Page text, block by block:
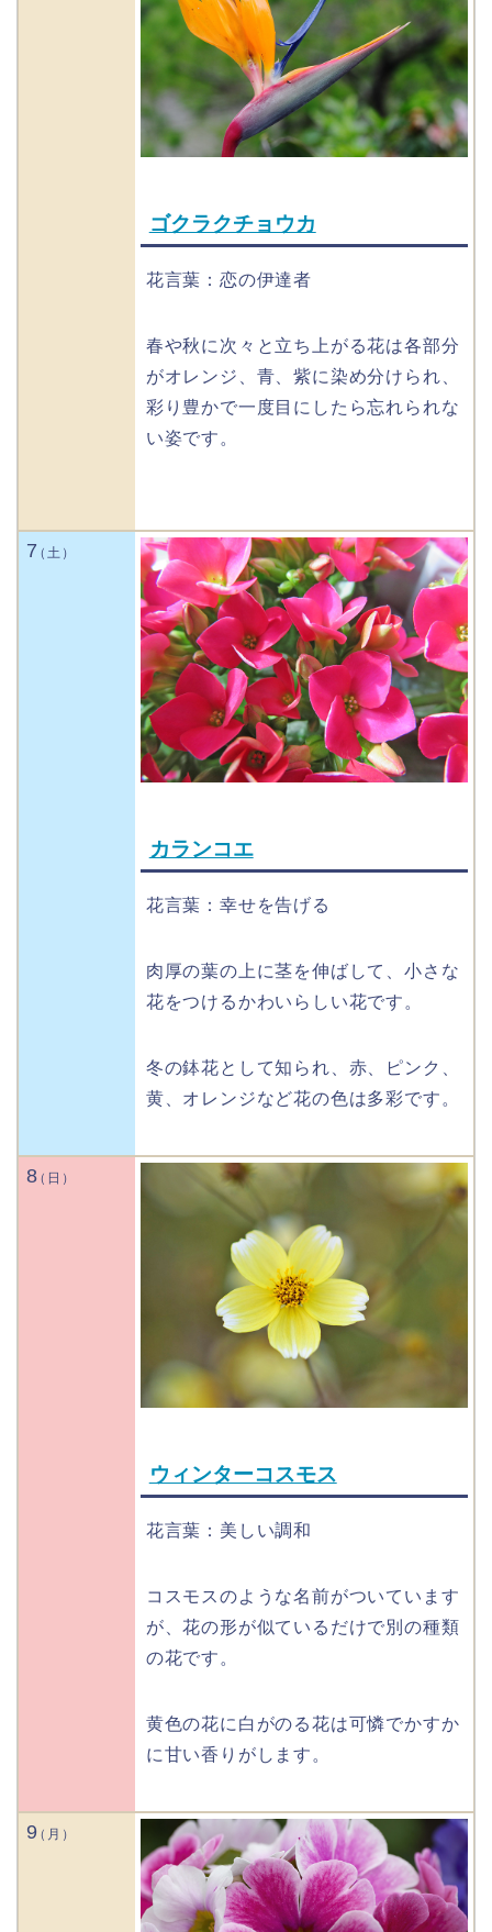
ゴクラクチョウカ
花言葉：恋の伊達者
春や秋に次々と立ち上がる花は各部分
がオレンジ、青、紫に染め分けられ、
彩り豊かで一度目にしたら忘れられな
い姿です。
7
カランコエ
花言葉：幸せを告げる
肉厚の葉の上に茎を伸ばして、小さな
花をつけるかわいらしい花です。
冬の鉢花として知られ、赤、ピンク、
黄、オレンジなど花の色は多彩です。
8
ウィンターコスモス
花言葉：美しい調和
コスモスのような名前がついています
が、花の形が似ているだけで別の種類
の花です。
黄色の花に白がのる花は可憐でかすか
に甘い香りがします。
9